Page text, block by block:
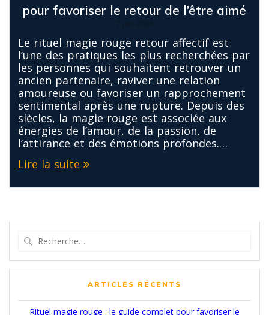
pour favoriser le retour de l’être aimé
Le rituel magie rouge retour affectif est
l’une des pratiques les plus recherchées par
les personnes qui souhaitent retrouver un
ancien partenaire, raviver une relation
amoureuse ou favoriser un rapprochement
sentimental après une rupture. Depuis des
siècles, la magie rouge est associée aux
énergies de l’amour, de la passion, de
l’attirance et des émotions profondes.…
Lire la suite
:
ARTICLES RÉCENTS
Rituel magie rouge : le guide complet pour favoriser le